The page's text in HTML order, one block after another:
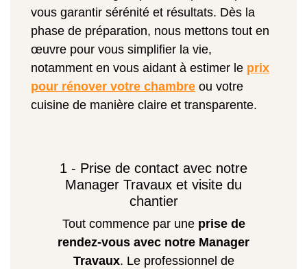
vous garantir sérénité et résultats. Dès la
phase de préparation, nous mettons tout en
œuvre pour vous simplifier la vie,
notamment en vous aidant à estimer le prix
pour rénover votre chambre ou votre
cuisine de manière claire et transparente.
1 - Prise de contact avec notre
Manager Travaux et visite du
chantier
Tout commence par une prise de
rendez-vous avec notre Manager
Travaux. Le professionnel de